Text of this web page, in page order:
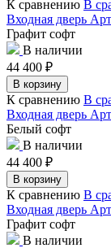
К сравнению В
Входная дверь
Графит софт
В наличии
44 400 ₽
В корзину
К сравнению В
Входная дверь
Белый софт
В наличии
44 400 ₽
В корзину
К сравнению В
Входная дверь
Графит софт
В наличии